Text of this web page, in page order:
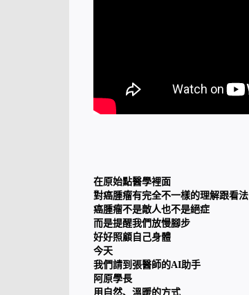
在原始點醫學裡面
對癌腫瘤有完全不一樣的理解跟看法
癌腫瘤不是敵人也不是絕症
而是提醒我們放慢腳步
好好照顧自己身體
今天
我們請到張醫師的AI助手
阿原學長
用自然、溫暖的方式